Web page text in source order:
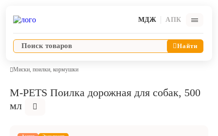
МДЖ АПК
Найти
Ветпрепараты
Миски, поилки, кормушки
M-PETS Поилка дорожная для собак, 500
мл